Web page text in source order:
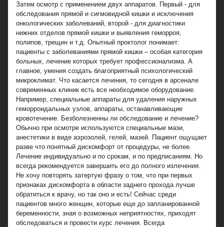
Затем осмотр с применением двух аппаратов. Первый - для
обследования прямой и сигмовидной кишки и исключения
онкологических заболеваний, второй - для диагностики
нижних отделов прямой кишки и выявления геморроя,
полипов, трещин и т.д. Опытный проктолог понимает:
пациенты с заболеваниями прямой кишки – особая категория
больных, лечение которых требует профессионализма. А
главное, умения создать благоприятный психологический
микроклимат. Что касается лечения, то сегодня в арсенале
современных клиник есть все необходимое оборудование.
Например, специальные аппараты для удаления наружных
геморроидальных узлов, аппараты, останавливающие
кровотечение. Безболезненны ли обследование и лечение?
Обычно при осмотре используются специальные мази,
анестетики в виде аэрозолей, гелей, мазей. Пациент ощущает
разве что понятный дискомфорт от процедуры, не более.
Лечение индивидуально и по срокам, и по предписаниям. Но
всегда рекомендуется завершить его до полного излечения.
Не хочу повторять затертую фразу о том, что при первых
признаках дискомфорта в области заднего прохода лучше
обратиться к врачу, но так оно и есть! Сейчас среди
пациентов много женщин, которые еще до запланированной
беременности, зная о возможных неприятностях, приходят
обследоваться и провести курс лечения. Всегда